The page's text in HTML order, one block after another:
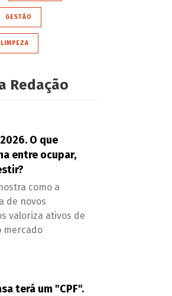
GESTÃO
LIMPEZA
Redação
O que
entre ocupar,
como a
de novos
valoriza ativos de
mercado
terá um "CPF".